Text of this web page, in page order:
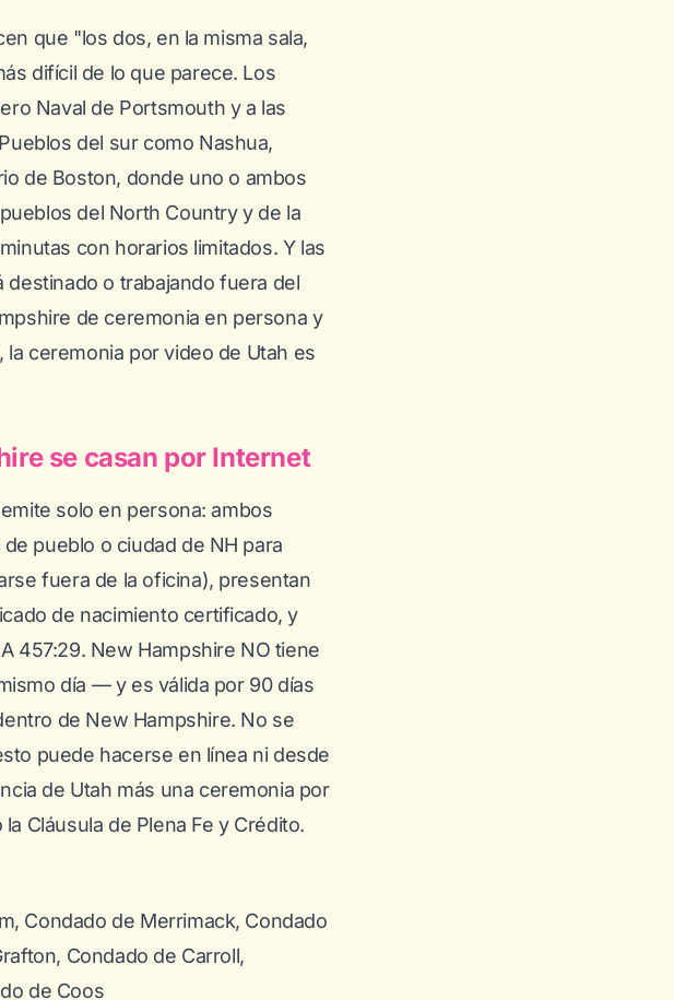
que "los dos, en la misma sala,
difícil de lo que parece. Los
Naval de Portsmouth y a las
del sur como Nashua,
de Boston, donde uno o ambos
del North Country y de la
con horarios limitados. Y las
o trabajando fuera del
de ceremonia en persona y
ceremonia por video de Utah es
se casan por Internet
solo en persona: ambos
pueblo o ciudad de NH para
fuera de la oficina), presentan
de nacimiento certificado, y
457:29. New Hampshire NO tiene
día — y es válida por 90 días
de New Hampshire. No se
puede hacerse en línea ni desde
de Utah más una ceremonia por
Cláusula de Plena Fe y Crédito.
Condado de Merrimack, Condado
Condado de Carroll,
de Coos